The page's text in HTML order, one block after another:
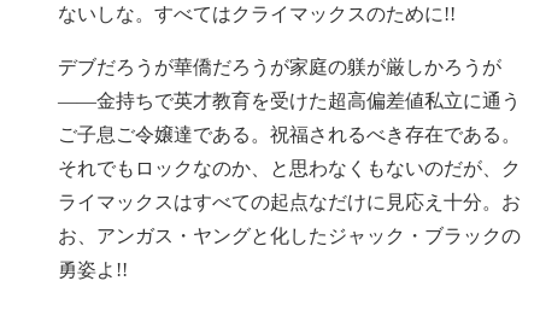
ないしな。すべてはクライマックスのために!!
デブだろうが華僑だろうが家庭の躾が厳しかろうが
——金持ちで英才教育を受けた超高偏差値私立に通う
ご子息ご令嬢達である。祝福されるべき存在である。
それでもロックなのか、と思わなくもないのだが、ク
ライマックスはすべての起点なだけに見応え十分。お
お、アンガス・ヤングと化したジャック・ブラックの
勇姿よ!!